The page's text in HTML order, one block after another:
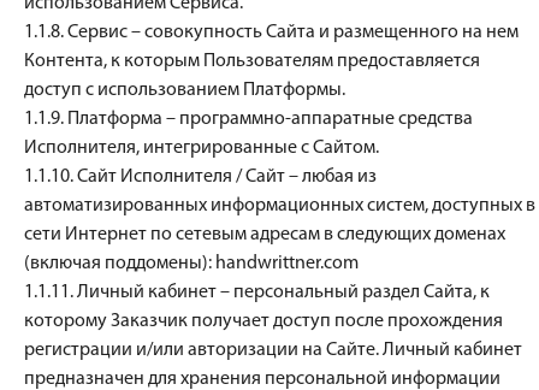
1.1.8. Сервис – совокупность Сайта и размещенного на нем
Контента, к которым Пользователям предоставляется
доступ с использованием Платформы.
1.1.9. Платформа – программно-аппаратные средства
Исполнителя, интегрированные с Сайтом.
1.1.10. Сайт Исполнителя / Сайт – любая из
автоматизированных информационных систем, доступных в
сети Интернет по сетевым адресам в следующих доменах
(включая поддомены): handwrittner.com
1.1.11. Личный кабинет – персональный раздел Сайта, к
которому Заказчик получает доступ после прохождения
регистрации и/или авторизации на Сайте. Личный кабинет
предназначен для хранения персональной информации